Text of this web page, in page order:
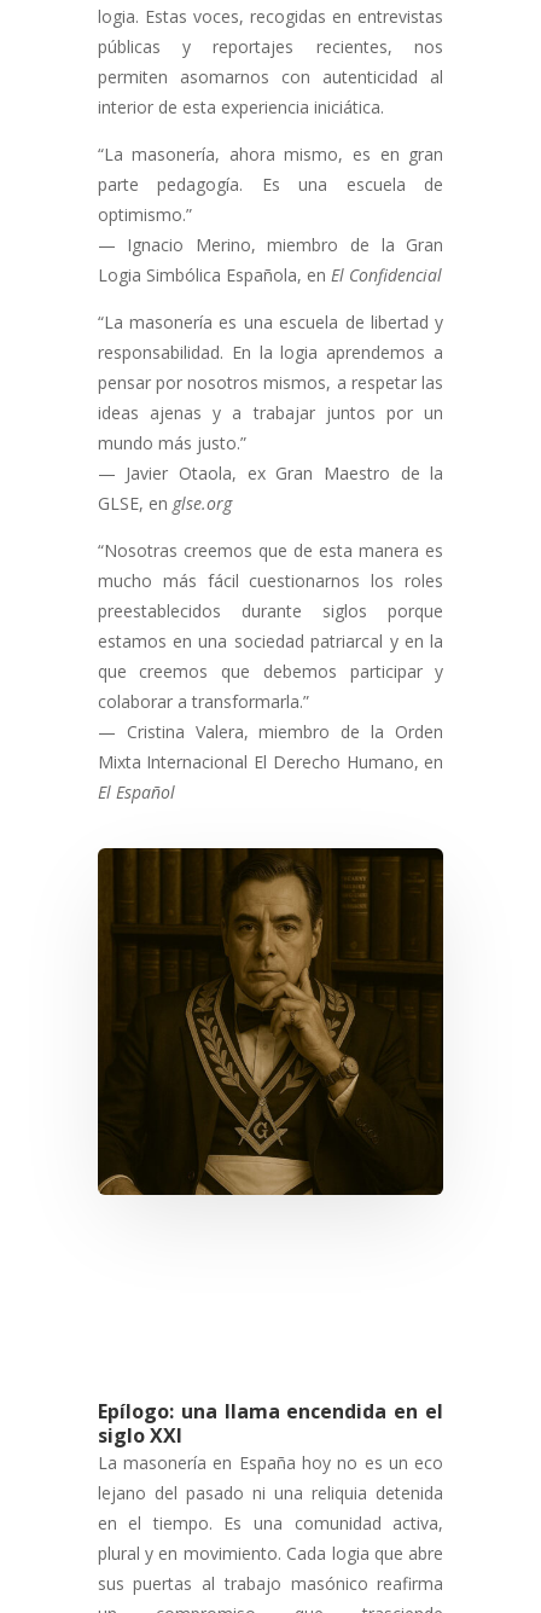
logia. Estas voces, recogidas en entrevistas
públicas y reportajes recientes, nos
permiten asomarnos con autenticidad al
interior de esta experiencia iniciática.
“La masonería, ahora mismo, es en gran
parte pedagogía. Es una escuela de
optimismo.”
— Ignacio Merino, miembro de la Gran
Logia Simbólica Española, en El Confidencial
“La masonería es una escuela de libertad y
responsabilidad. En la logia aprendemos a
pensar por nosotros mismos, a respetar las
ideas ajenas y a trabajar juntos por un
mundo más justo.”
— Javier Otaola, ex Gran Maestro de la
GLSE, en glse.org
“Nosotras creemos que de esta manera es
mucho más fácil cuestionarnos los roles
preestablecidos durante siglos porque
estamos en una sociedad patriarcal y en la
que creemos que debemos participar y
colaborar a transformarla.”
— Cristina Valera, miembro de la Orden
Mixta Internacional El Derecho Humano, en
El Español
Epílogo: una llama encendida en el
siglo XXI
La masonería en España hoy no es un eco
lejano del pasado ni una reliquia detenida
en el tiempo. Es una comunidad activa,
plural y en movimiento. Cada logia que abre
sus puertas al trabajo masónico reafirma